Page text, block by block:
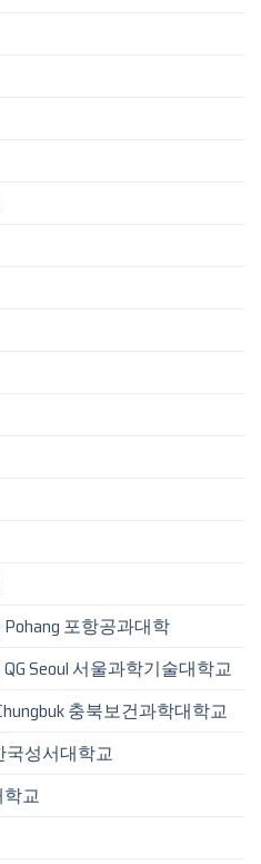
Pohang 포항공과대학
QG Seoul 서울과학기술대학교
충북보건과학대학교
국성서대학교
교